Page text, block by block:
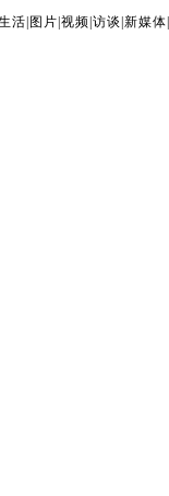
活 图片 视频 访谈 新媒体